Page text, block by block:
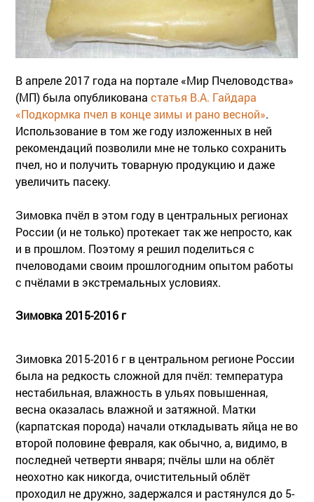
В апреле 2017 года на портале «Мир Пчеловодства»
(МП) была опубликована статья В.А. Гайдара
«Подкормка пчел в конце зимы и рано весной».
Использование в том же году изложенных в ней
рекомендаций позволили мне не только сохранить
пчел, но и получить товарную продукцию и даже
увеличить пасеку.
Зимовка пчёл в этом году в центральных регионах
России (и не только) протекает так же непросто, как
и в прошлом. Поэтому я решил поделиться с
пчеловодами своим прошлогодним опытом работы
с пчёлами в экстремальных условиях.
Зимовка 2015-2016 г
Зимовка 2015-2016 г в центральном регионе России
была на редкость сложной для пчёл: температура
нестабильная, влажность в ульях повышенная,
весна оказалась влажной и затяжной. Матки
(карпатская порода) начали откладывать яйца не во
второй половине февраля, как обычно, а, видимо, в
последней четверти января; пчёлы шли на облёт
неохотно как никогда, очистительный облёт
проходил не дружно, задержался и растянулся до 5-